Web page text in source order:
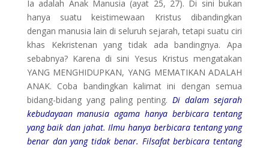
Ia adalah Anak Manusia (ayat 25, 27). Di sini bukan
hanya suatu keistimewaan Kristus dibandingkan
dengan manusia lain di seluruh sejarah, tetapi suatu ciri
khas Kekristenan yang tidak ada bandingnya. Apa
sebabnya? Karena di sini Yesus Kristus mengatakan
YANG MENGHIDUPKAN, YANG MEMATIKAN ADALAH
ANAK. Coba bandingkan kalimat ini dengan semua
bidang-bidang yang paling penting.Di dalam sejarah
kebudayaan manusia agama hanya berbicara tentang
yang baik dan jahat. Ilmu hanya berbicara tentang yang
benar dan yang tidak benar. Filsafat berbicara tentang